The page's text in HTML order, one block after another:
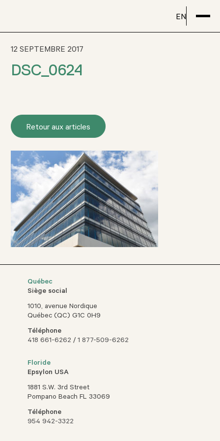
EN
12 SEPTEMBRE 2017
DSC_0624
Retour aux articles
Québec
Siège social
1010, avenue Nordique
Québec (QC) G1C 0H9
Téléphone
418 661-6262 /1 877-509-6262
Floride
Epsylon USA
1881 S.W. 3rd Street
Pompano Beach FL 33069
Téléphone
954 942-3322